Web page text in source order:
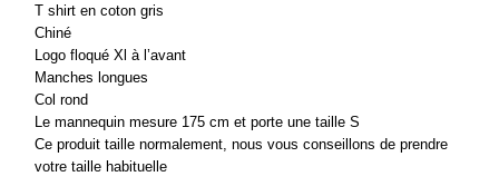
T shirt en coton gris
Chiné
Logo floqué Xl à l’avant
Manches longues
Col rond
Le mannequin mesure 175 cm et porte une taille S
Ce produit taille normalement, nous vous conseillons de prendre
votre taille habituelle